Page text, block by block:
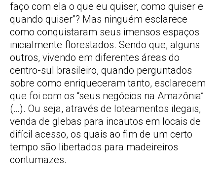
faço com ela o que eu quiser, como quiser e
quando quiser”? Mas ninguém esclarece
como conquistaram seus imensos espaços
inicialmente florestados. Sendo que, alguns
outros, vivendo em diferentes áreas do
centro-sul brasileiro, quando perguntados
sobre como enriqueceram tanto, esclarecem
que foi com os “seus negócios na Amazônia”
(…). Ou seja, através de loteamentos ilegais,
venda de glebas para incautos em locais de
difícil acesso, os quais ao fim de um certo
tempo são libertados para madeireiros
contumazes.